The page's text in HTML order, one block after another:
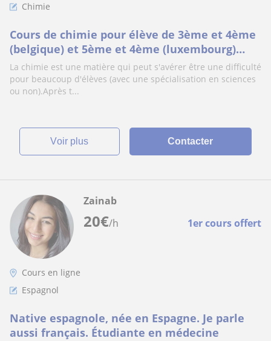
Chimie
Cours de chimie pour élève de 3ème et 4ème
(belgique) et 5ème et 4ème (luxembourg)
secondaire
La chimie est une matière qui peut s'avérer être une difficulté
pour beaucoup d'élèves (avec une spécialisation en sciences
ou non).Après t...
voir plus Contacter
20€/h 1er cours offert
Zainab
Cours en ligne
Espagnol
Native espagnole, née en Espagne. Je parle
aussi français. Étudiante en médecine